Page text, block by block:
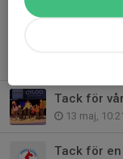
Tack för
13 maj,
Tack för